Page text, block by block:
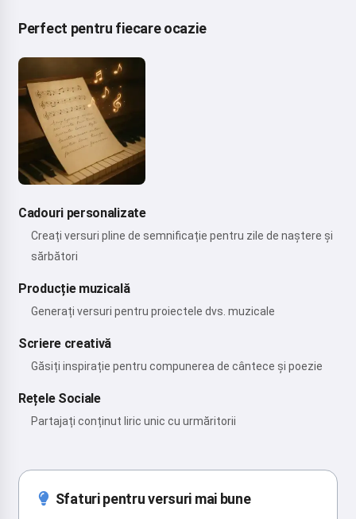
Perfect pentru fiecare ocazie
Cadouri personalizate
Creați versuri pline de semnificație pentru zile de naștere și
sărbători
Producție muzicală
Generați versuri pentru proiectele dvs. muzicale
Scriere creativă
Găsiți inspirație pentru compunerea de cântece și poezie
Rețele Sociale
Partajați conținut liric unic cu urmăritorii
Sfaturi pentru versuri mai bune